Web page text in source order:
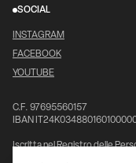
SOCIAL
INSTAGRAM
FACEBOOK
YOUTUBE
C.F. 97695560157
IBAN
Iscritta nel Registro delle